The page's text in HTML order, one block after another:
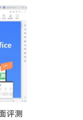
评测